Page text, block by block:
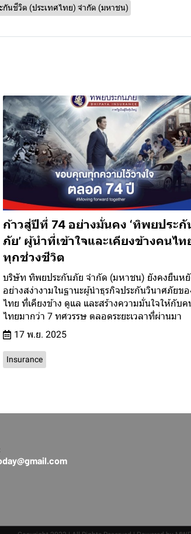
กันชีวิต (ประเทศไทย) จำกัด (มหาชน)
ก้าวสู่ปีที่ 74 อย่างมั่นคง ‘ทิพยประกั
ภัย’ ผู้นำที่เข้าใจและเคียงข้างคนไท
ทุกช่วงชีวิต
บริษัท ทิพยประกันภัย จำกัด (มหาชน) ยังคงยืนห
อย่างสง่างามในฐานะผู้นำธุรกิจประกันวินาศภัยขอ
ไทย ที่เคียงข้าง ดูแล และสร้างความมั่นใจให้กับค
ไทยมากว่า 7 ทศวรรษ ตลอดระยะเวลาที่ผ่านมา
17 พ.ย. 2025
Insurance